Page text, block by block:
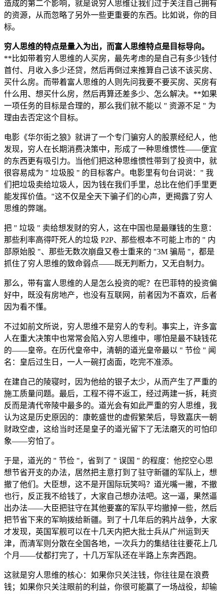
造成的第二个影响，就是说穷人思维让我们过于关注自己拥有
的资源，从而忽略了另外一些更重要的东西。比如说，你的目
标。
穷人思维的特点是量入为出，而富人思维特点是目标导向。
**比如带着穷人思维的人买房，最先考虑的是自己有多少钱付
首付、月收入多少还贷，然后再倒过来推算自己该不该买房、
买什么房。而带着富人思维的人则先问我要不要买房、买房有
什么用、想买什么房，然后再算还差多少、怎么解决。**如果
一项任务的目标是合理的，那么我们就不能以 " 资源不足 " 为
理由去否定这个目标。
电影《华尔街之狼》就讲了一个专门骗穷人的股票经纪人，他
发现，穷人在长期消费决策中，形成了一种思维惯性——便宜
的东西更有吸引力。当他们把这种思维惯性带到了投资中，就
很容易成为 " 垃圾股 " 的目标客户。电影里有句台词说：" 我
们把垃圾卖给垃圾人，因为钱在我们手里，总比在他们手里更
能发挥价值。"这不仅是全天下骗子们的心声，更揭露了穷人
思维的弊端。
把 " 垃圾 " 卖给想发财的穷人，这在中国也是最赚钱的生意：
那些利率高得吓死人的垃圾 P2P、那些根本不可能上市的 " 内
部原始股 "、那些无数次崩盘又卷士重来的 "3M 骗局 "，都是
抓住了穷人思维的致命弱点——既无判断力，又无自制力。
那么，带有富人思维的人是怎么投资的呢？在巴菲特的投资偏
好中，既没有房地产，也没有互联网，前者因为不喜欢，后者
因为看不懂。
不过如前文所说，穷人思维不是穷人的专利。事实上，许多富
人在重大决策中也常常会陷入穷人思维中，哪怕是最不缺钱花
的——皇帝。在历代皇帝中，清朝的道光皇帝最以 " 节俭 " 闻
名：皇后过生日，一人一碗打卤面，吃完不准添。
在建自己的陵寝时，因为他给的银子太少，从而产生了严重的
施工质量问题。最后，工程不得不返工，经过两建一拆，耗资
反而是清代帝陵中最多的。道光会有如此严重的穷人思维，我
认为这是历史原因的：康乾盛世的虚假繁荣后，导致嘉庆一朝
财政空虚，这给当时还是皇子的道光留下了无法磨灭的可怕印
象——穷怕了。
于是，道光的 " 节俭 "，省到了 " 误国 " 的程度：他挖空心思
想节省开支的办法，居然把主意打到了驻守新疆的军队上，想
撤了他们。大臣想，这不是开国际玩笑吗？道光嘴一撇，不撤
也行，反正我不给钱了，大家自己想办法吧。这一逼，果然逼
出办法——大臣把驻守在其他要塞的军队平均撤掉一些，然后
把节省下来的军晌拨给新疆。到了十几年后的鸦片战争，大家
才发现，英国军舰可以在十几天内把大批士兵从广州运到天
津，而清军则分散在全国各地，一次兵力的集结往往要花上几
个月——仗都打完了，十几万军队还在半路上东奔西跑。
这就是穷人思维的核心：如果你只关注钱，你往往是在浪费
钱；如果你只关注眼前的利益，你很可能赢了一场战役，却输